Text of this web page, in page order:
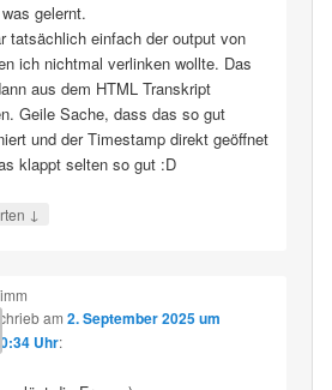
gelernt.
tatsächlich einfach der output von
ich nichtmal verlinken wollte. Das
aus dem HTML Transkript
Geile Sache, dass das so gut
und der Timestamp direkt geöffnet
klappt selten so gut :D
↓
schriebam 2. September 2025 um
Uhr: